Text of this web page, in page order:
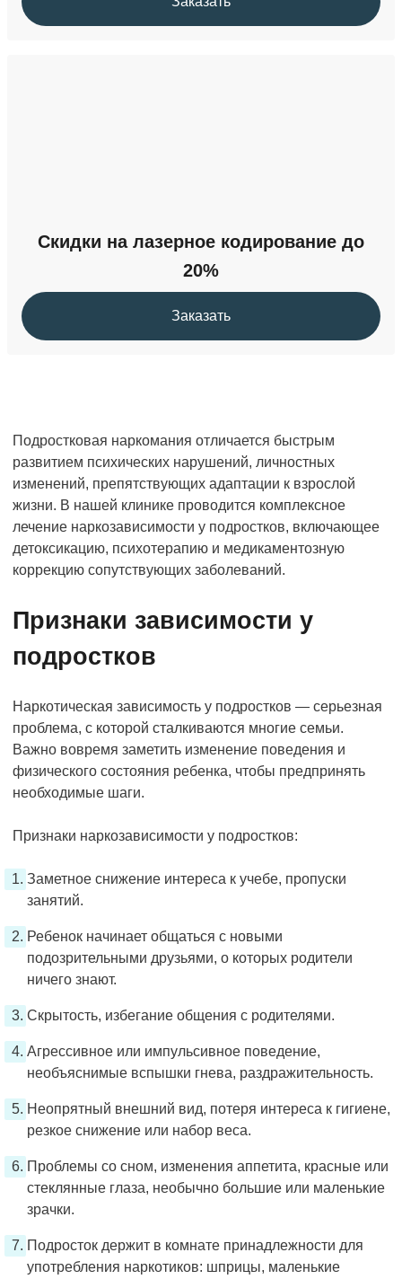
Скидки на лазерное кодирование до
20%
Заказать
Подростковая наркомания отличается быстрым
развитием психических нарушений, личностных
изменений, препятствующих адаптации к взрослой
жизни. В нашей клинике проводится комплексное
лечение наркозависимости у подростков, включающее
детоксикацию, психотерапию и медикаментозную
коррекцию сопутствующих заболеваний.
Признаки зависимости у
подростков
Наркотическая зависимость у подростков — серьезная
проблема, с которой сталкиваются многие семьи.
Важно вовремя заметить изменение поведения и
физического состояния ребенка, чтобы предпринять
необходимые шаги.
Признаки наркозависимости у подростков:
Заметное снижение интереса к учебе, пропуски
занятий.
Ребенок начинает общаться с новыми
подозрительными друзьями, о которых родители
ничего знают.
Скрытость, избегание общения с родителями.
Агрессивное или импульсивное поведение,
необъяснимые вспышки гнева, раздражительность.
Неопрятный внешний вид, потеря интереса к гигиене,
резкое снижение или набор веса.
Проблемы со сном, изменения аппетита, красные или
стеклянные глаза, необычно большие или маленькие
зрачки.
Подросток держит в комнате принадлежности для
употребления наркотиков: шприцы, маленькие